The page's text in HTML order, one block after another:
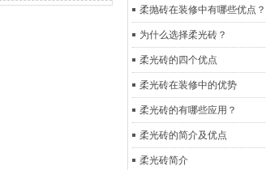
柔抛砖在装修中有哪些优点？
为什么选择柔光砖？
柔光砖的四个优点
柔光砖在装修中的优势
柔光砖的有哪些应用？
柔光砖的简介及优点
柔光砖简介